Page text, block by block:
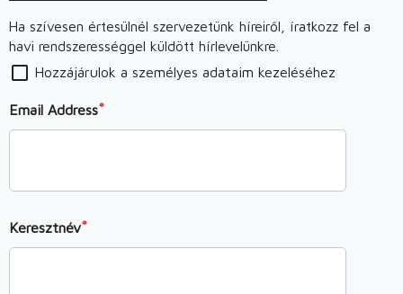
Ha szívesen értesülnél szervezetünk híreiről, íratkozz fel a
havi rendszerességgel küldött hírlevelünkre.
Hozzájárulok a személyes adataim kezeléséhez
Email Address
Keresztnév